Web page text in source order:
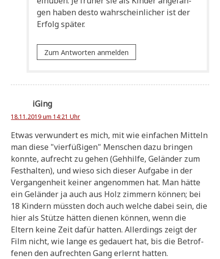
gen haben desto wahr­schein­li­cher ist der
Erfolg später.
Zum Antworten anmelden
iGing
18.11.2019 um 14:21 Uhr
Etwas ver­wun­dert es mich, mit wie ein­fa­chen Mit­teln
man die­se "vier­fü­ßi­gen" Men­schen dazu brin­gen
konn­te, auf­recht zu gehen (Geh­hil­fe, Gelän­der zum
Fest­hal­ten), und wie­so sich die­ser Auf­ga­be in der
Ver­gan­gen­heit kei­ner ange­nom­men hat. Man hät­te
ein Gelän­der ja auch aus Holz zim­mern kön­nen; bei
18 Kin­dern müss­ten doch auch wel­che dabei sein, die
hier als Stüt­ze hät­ten die­nen kön­nen, wenn die
Eltern kei­ne Zeit dafür hat­ten. Aller­dings zeigt der
Film nicht, wie lan­ge es gedau­ert hat, bis die Betrof­
fe­nen den auf­rech­ten Gang erlernt hatten.